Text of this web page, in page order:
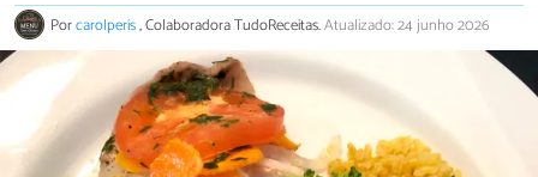
Porcarolperis, Colaboradora TudoReceitas.Atualizado: 24 junho 2026